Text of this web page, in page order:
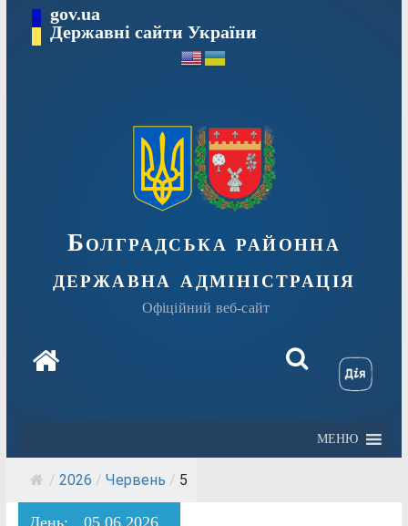
Перейтиgov.ua
Державні сайти України
Болградська районна
державна адміністрація
Офіційний веб-сайт
МЕНЮ
/ 2026 / Червень / 5
День: 05.06.2026